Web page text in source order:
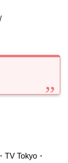
Tokyo・